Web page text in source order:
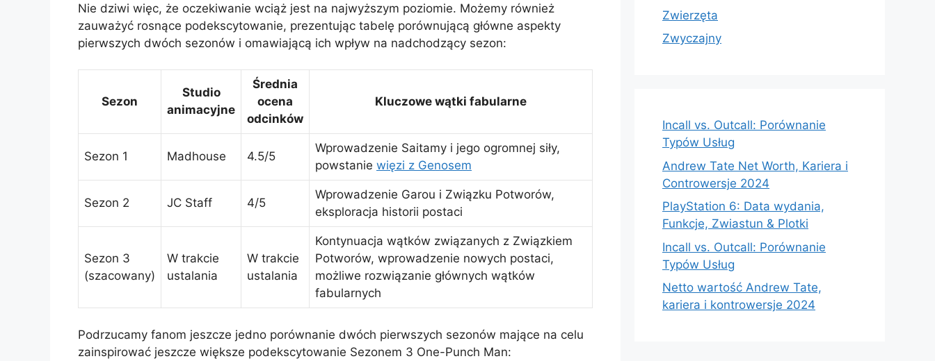
Nie dziwi więc, że oczekiwanie wciąż jest na najwyższym poziomie. Możemy również
zauważyć rosnące podekscytowanie, prezentując tabelę porównującą główne aspekty
pierwszych dwóch sezonów i omawiającą ich wpływ na nadchodzący sezon:
Sezon
Studio
animacyjne
Średnia
ocena
odcinków
Kluczowe wątki fabularne
Sezon 1 Madhouse 4.5/5
Wprowadzenie Saitamy i jego ogromnej siły,
powstanie więzi z Genosem
Sezon 2 JC Staff 4/5
Wprowadzenie Garou i Związku Potworów,
eksploracja historii postaci
Sezon 3
(szacowany)
W trakcie
ustalania
W trakcie
ustalania
Kontynuacja wątków związanych z Związkiem
Potworów, wprowadzenie nowych postaci,
możliwe rozwiązanie głównych wątków
fabularnych
Podrzucamy fanom jeszcze jedno porównanie dwóch pierwszych sezonów mające na celu
zainspirować jeszcze większe podekscytowanie Sezonem 3 One-Punch Man:
Zwierzęta
Zwyczajny
Incall vs. Outcall: Porównanie
Typów Usług
Andrew Tate Net Worth, Kariera i
Controwersje 2024
PlayStation 6: Data wydania,
Funkcje, Zwiastun & Plotki
Incall vs. Outcall: Porównanie
Typów Usług
Netto wartość Andrew Tate,
kariera i kontrowersje 2024